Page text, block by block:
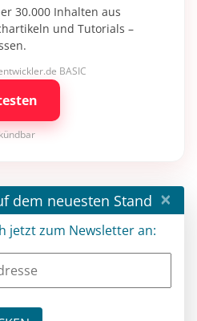
30.000 Inhalten aus
und Tutorials –
BASIC
dem neuesten Stand ×
jetzt zum Newsletter an: